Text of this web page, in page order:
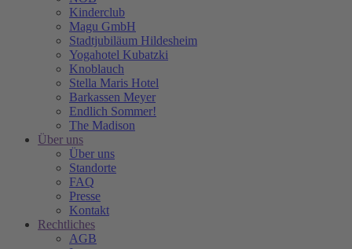
Kinderclub
Magu GmbH
Stadtjubiläum Hildesheim
Yogahotel Kubatzki
Knoblauch
Stella Maris Hotel
Barkassen Meyer
Endlich Sommer!
The Madison
Über uns
Über uns
Standorte
FAQ
Presse
Kontakt
Rechtliches
AGB